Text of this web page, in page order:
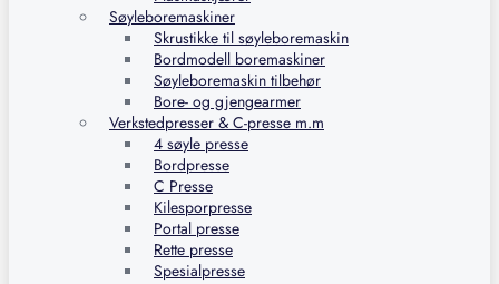
Søyleboremaskiner
Skrustikke til søyleboremaskin
Bordmodell boremaskiner
Søyleboremaskin tilbehør
Bore- og gjengearmer
Verkstedpresser & C-presse m.m
4 søyle presse
Bordpresse
C Presse
Kilesporpresse
Portal presse
Rette presse
Spesialpresse